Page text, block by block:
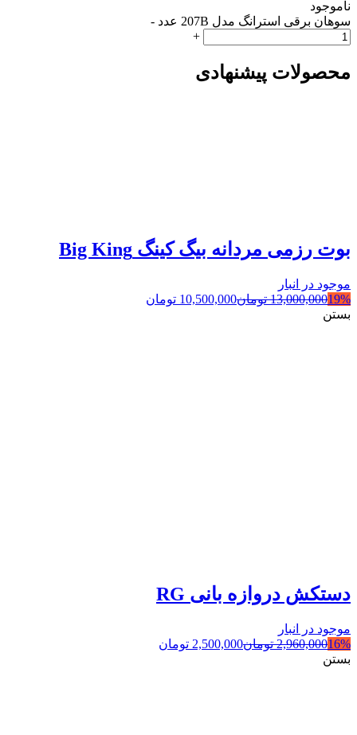
ناموجود
سوهان برقی استرانگ مدل 207B عدد
-
+
محصولات پیشنهادی
بوت رزمی مردانه بیگ کینگ Big King
موجود در انبار
19%
13,000,000 تومان10,500,000 تومان
بستن
دستکش دروازه بانی RG
موجود در انبار
16%
2,960,000 تومان2,500,000 تومان
بستن